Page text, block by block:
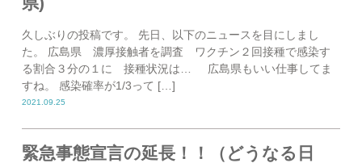
久しぶりの投稿です。 先日、以下のニュースを目にしまし
た。 広島県 濃厚接触者を調査 ワクチン２回接種で感染す
る割合３分の１に 接種状況は… 広島県もいい仕事してま
すね。 感染確率が1/3って […]
2021.09.25
緊急事態宣言の延長！！（どうなる日